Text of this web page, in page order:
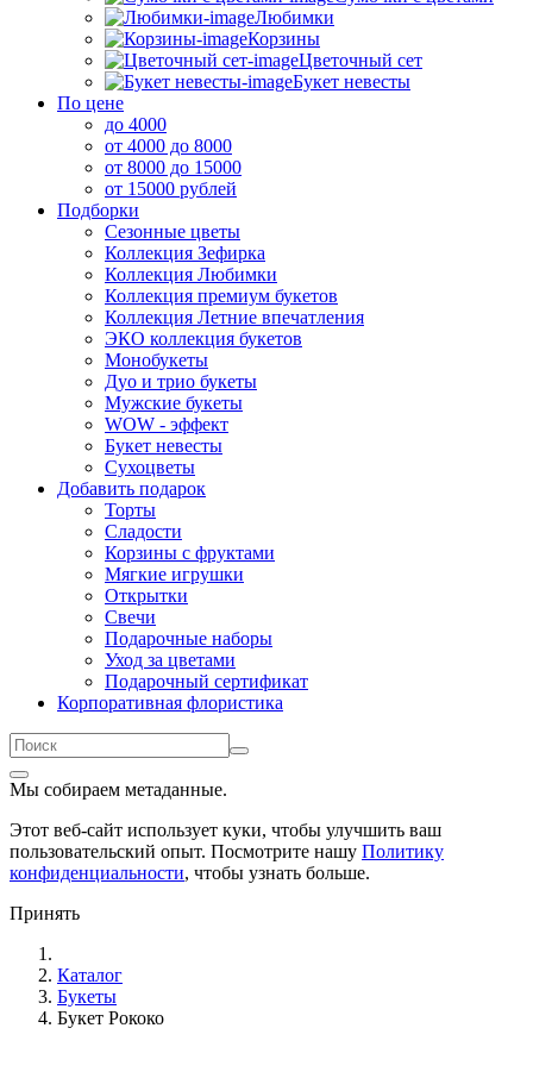
Любимки
Корзины
Цветочный сет
Букет невесты
По цене
до 4000
от 4000 до 8000
от 8000 до 15000
от 15000 рублей
Подборки
Сезонные цветы
Коллекция Зефирка
Коллекция Любимки
Коллекция премиум букетов
Коллекция Летние впечатления
ЭКО коллекция букетов
Монобукеты
Дуо и трио букеты
Мужские букеты
WOW - эффект
Букет невесты
Сухоцветы
Добавить подарок
Торты
Сладости
Корзины с фруктами
Мягкие игрушки
Открытки
Свечи
Подарочные наборы
Уход за цветами
Подарочный сертификат
Корпоративная флористика
Мы собираем метаданные.
Этот веб-сайт использует куки, чтобы улучшить ваш
пользовательский опыт. Посмотрите нашу Политику
конфиденциальности, чтобы узнать больше.
Принять
Каталог
Букеты
Букет Рококо